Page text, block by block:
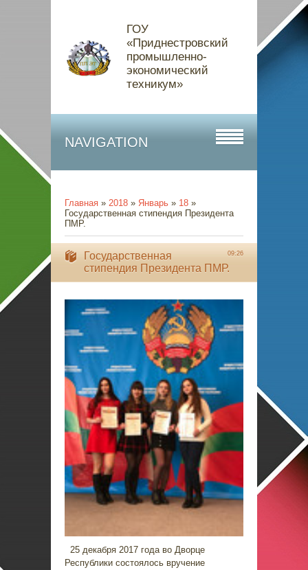
ГОУ
«Приднестровский
промышленно-
экономический
техникум»
NAVIGATION
Главная » 2018 » Январь » 18 »
Государственная стипендия Президента
ПМР.
09:26
Государственная
стипендия Президента ПМР.
25 декабря 2017 года во Дворце
Республики состоялось вручение